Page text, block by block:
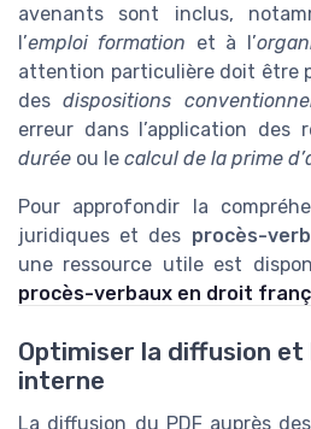
avenants sont inclus,
l’emploi formation et à l’
attention particulière doit être
desdispositions
erreur dans l’application
durée ou le calcul de la prime
Pour approfondir la
juridiques et des procès-
une ressource utile est
procès-verbaux en droit
Optimiser la diffusion
interne
La diffusion du PDF auprès